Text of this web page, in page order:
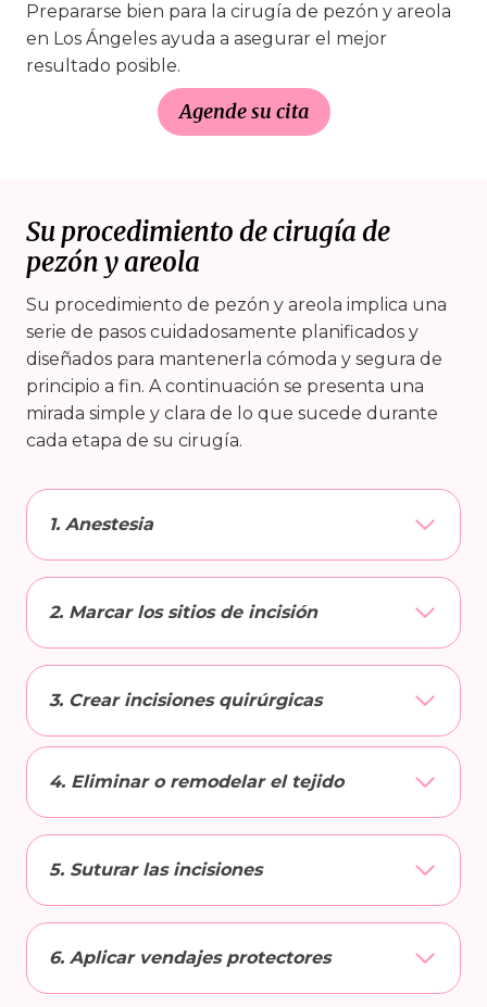
Prepararse bien para la cirugía de pezón y areola
en Los Ángeles ayuda a asegurar el mejor
resultado posible.
Agende su cita
Su procedimiento de cirugía de
pezón y areola
Su procedimiento de pezón y areola implica una
serie de pasos cuidadosamente planificados y
diseñados para mantenerla cómoda y segura de
principio a fin. A continuación se presenta una
mirada simple y clara de lo que sucede durante
cada etapa de su cirugía.
1. Anestesia
2. Marcar los sitios de incisión
3. Crear incisiones quirúrgicas
4. Eliminar o remodelar el tejido
5. Suturar las incisiones
6. Aplicar vendajes protectores